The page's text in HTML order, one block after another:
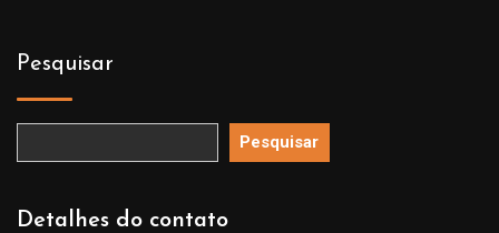
Pesquisar
Pesquisar
Detalhes do contato